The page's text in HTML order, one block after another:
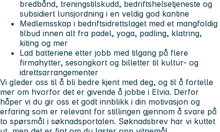
bredbånd, treningstilskudd, bedriftshelsetjeneste og
subsidiert lunsjordning i en veldig god kantine
Medlemsskap i bedriftsidrettslaget med et mangfoldig
tilbud innen alt fra padel, yoga, padling, klatring,
kiting og mer
Lad batteriene etter jobb med tilgang på flere
firmahytter, sesongkort og billetter til kultur- og
idrettsarrangementer
Vi gleder oss til å bli bedre kjent med deg, og til å fortelle
mer om hvorfor det er givende å jobbe i Elvia. Derfor
håper vi du gir oss et godt innblikk i din motivasjon og
erfaring som er relevant for stillingen gjennom å svare på
to spørsmål i søknadsportalen. Søknadsbrev har vi kuttet